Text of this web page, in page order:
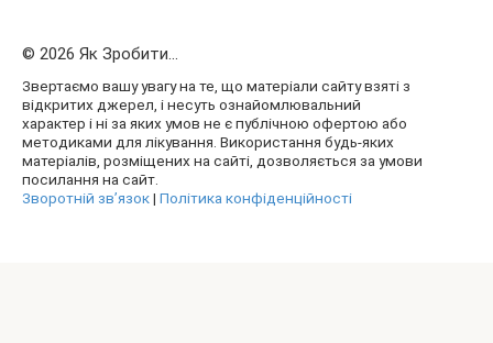
© 2026 Як Зробити...
Звертаємо вашу увагу на те, що матеріали сайту взяті з
відкритих джерел, і несуть ознайомлювальний
характер і ні за яких умов не є публічною офертою або
методиками для лікування. Використання будь-яких
матеріалів, розміщених на сайті, дозволяється за умови
посилання на сайт.
Зворотній зв’язок| Політика конфіденційності